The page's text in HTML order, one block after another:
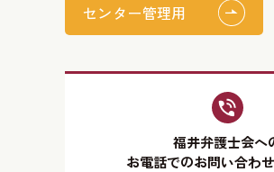
センター管理用
福井弁護士会へ
お電話でのお問い合わ